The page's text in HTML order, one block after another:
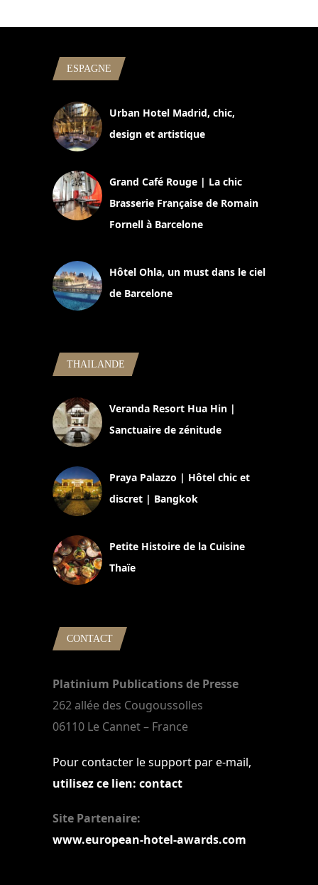
ESPAGNE
Urban Hotel Madrid, chic,
design et artistique
Grand Café Rouge | La chic
Brasserie Française de Romain
Fornell à Barcelone
Hôtel Ohla, un must dans le ciel
de Barcelone
THAILANDE
Veranda Resort Hua Hin |
Sanctuaire de zénitude
Praya Palazzo | Hôtel chic et
discret | Bangkok
Petite Histoire de la Cuisine
Thaïe
CONTACT
Platinium Publications de Presse
262 allée des Cougoussolles
06110 Le Cannet – France
Pour contacter le support par e-mail,
utilisez ce lien: contact
Site Partenaire:
www.european-hotel-awards.com